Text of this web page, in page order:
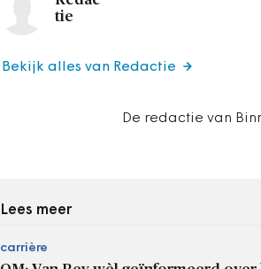
tie
De redactie van
Bekijk alles van Redactie
Lees meer
carrière